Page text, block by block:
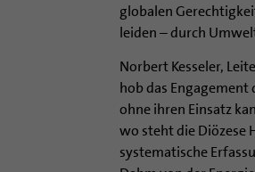
globalen
leiden – durch
Norbert Kesseler,
hob das
ohne ihren Einsatz
wo steht die Diözese
systematische